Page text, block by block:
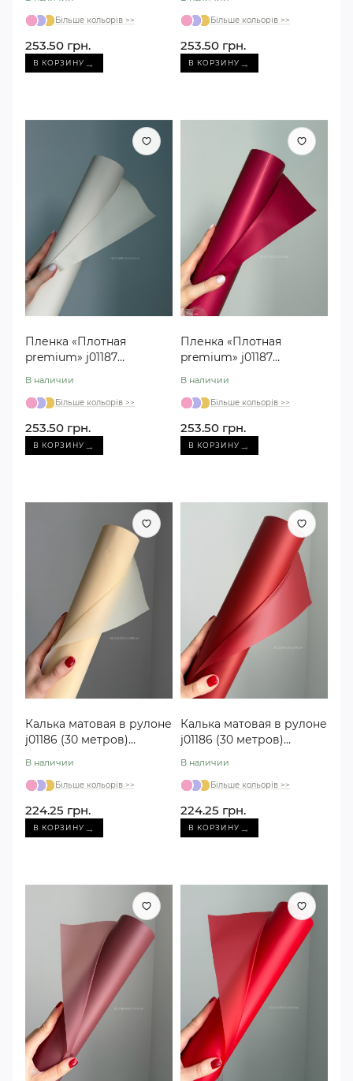
Більше кольорів >>
253.50 грн.
В КОРЗИНУ →
Більше кольорів >>
253.50 грн.
В КОРЗИНУ →
Пленка «Плотная
premium» j01187
В наличии
Більше кольорів >>
253.50 грн.
В КОРЗИНУ →
Пленка «Плотная
premium» j01187
В наличии
Більше кольорів >>
253.50 грн.
В КОРЗИНУ →
Калька матовая в рулоне
j01186 (30 метров)
В наличии
Більше кольорів >>
224.25 грн.
В КОРЗИНУ →
Калька матовая в рулоне
j01186 (30 метров)
В наличии
Більше кольорів >>
224.25 грн.
В КОРЗИНУ →